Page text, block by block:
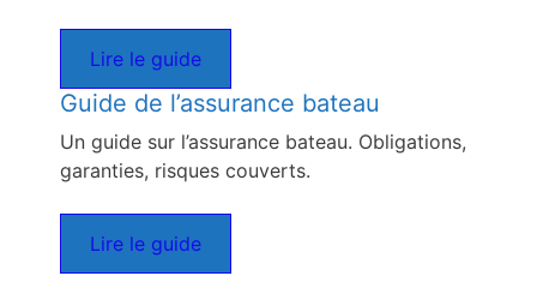
Lire le guide
Guide de l’assurance bateau
Un guide sur l’assurance bateau. Obligations,
garanties, risques couverts.
Lire le guide